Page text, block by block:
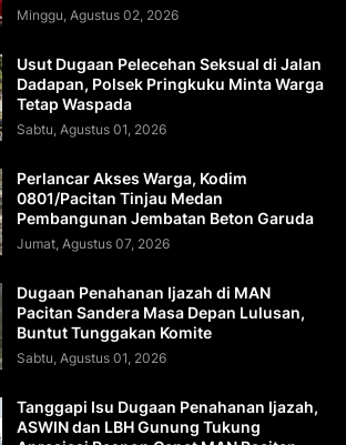
Minggu, Agustus 02, 2026
Usut Dugaan Pelecehan Seksual di Jalan
Dadapan, Polsek Pringkuku Minta Warga
Tetap Waspada
Sabtu, Agustus 01, 2026
Perlancar Akses Warga, Kodim
0801/Pacitan Tinjau Medan
Pembangunan Jembatan Beton Garuda
Jumat, Agustus 07, 2026
Dugaan Penahanan Ijazah di MAN
Pacitan Sandera Masa Depan Lulusan,
Buntut Tunggakan Komite
Sabtu, Agustus 01, 2026
Tanggapi Isu Dugaan Penahanan Ijazah,
ASWIN dan LBH Gunung Tukung